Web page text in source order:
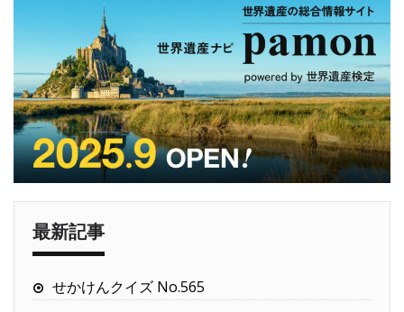
最新記事
せかけんクイズ No.565